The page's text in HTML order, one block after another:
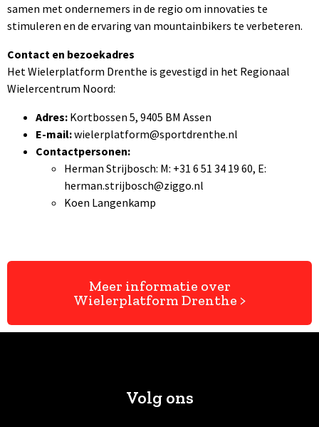
samen met ondernemers in de regio om innovaties te
stimuleren en de ervaring van mountainbikers te verbeteren.
Contact en bezoekadres
Het Wielerplatform Drenthe is gevestigd in het Regionaal
Wielercentrum Noord:
Adres: Kortbossen 5, 9405 BM Assen
E-mail:wielerplatform@sportdrenthe.nl
Contactpersonen:
Herman Strijbosch: M: +31 6 51 34 19 60, E:
herman.strijbosch@ziggo.nl
Koen Langenkamp
Meer informatie over
Wielerplatform Drenthe >
Volg ons